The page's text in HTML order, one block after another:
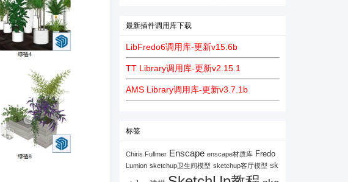
最新插件调用库下载
LibFredo6调用库-更新v15.6b
TT Library调用库-更新v2.15.1
AMS Library调用库-更新v3.7.1b
标签
Chiris Fullmer Enscape enscape材质库 Fredo
Lumion sketchup卫生间模型 sketchup客厅模型 sk